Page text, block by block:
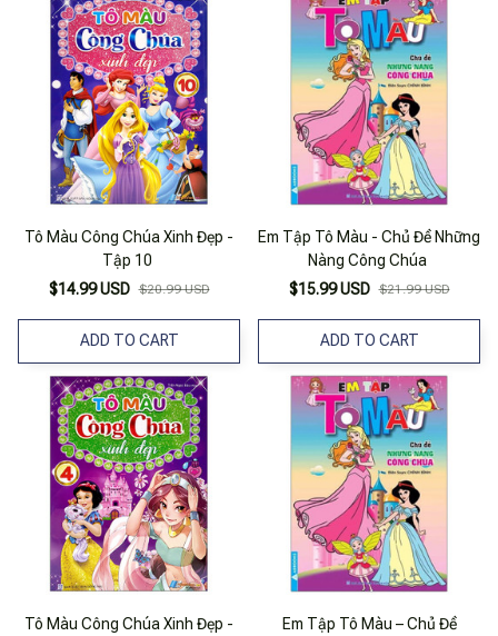
Tô Màu Công Chúa Xinh Đẹp -
Tập 10
$14.99 USD $20.99 USD
ADD TO CART
Em Tập Tô Màu - Chủ Đề Những
Nàng Công Chúa
$15.99 USD $21.99 USD
ADD TO CART
Tô Màu Công Chúa Xinh Đẹp -
Em Tập Tô Màu – Chủ Đề